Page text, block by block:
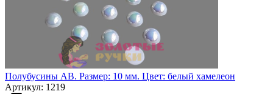
Полубусины АВ. Размер: 10 мм. Цвет: белый хамелеон
Артикул: 1219